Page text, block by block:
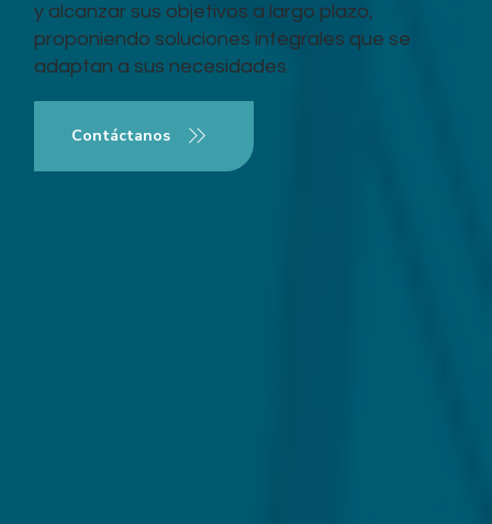
y alcanzar sus objetivos a largo plazo,
proponiendo soluciones integrales que se
adaptan a sus necesidades.
Contáctanos